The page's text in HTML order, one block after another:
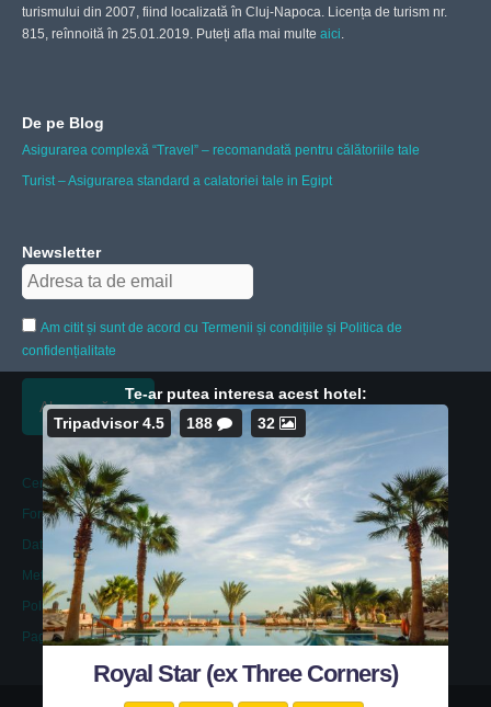
Te-ar putea interesa acest hotel:
Tripadvisor 4.5
188 32
Royal Star (ex Three Corners)
turismului din 2007, fiind localizată în Cluj-Napoca. Licența de turism nr.
815, reînnoită în 25.01.2019. Puteți afla mai multe aici.
De pe Blog
Asigurarea complexă “Travel” – recomandată pentru călătoriile tale
Turist – Asigurarea standard a calatoriei tale in Egipt
Newsletter
Am citit și sunt de acord cu Termenii și condițiile și Politica de
confidențialitate
Cere o ofertă
Formular contact
Date societate
Metode de plată
Politică de confidențialitate
Pagina Facebook